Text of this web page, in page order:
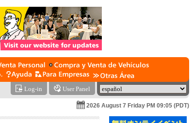
Log-in User Panel
2026 August 7 Friday PM 09:05 (PDT)